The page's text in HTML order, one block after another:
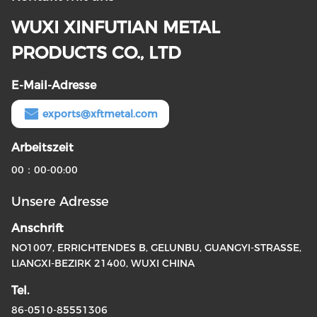
WUXI XINFUTIAN METAL
PRODUCTS CO., LTD
E-Mail-Adresse
exports@xftmetal.com
Arbeitszeit
00：00-00:00
Unsere Adresse
Anschrift
NO1007, ERRICHTENDES B, GELUNBU, GUANGYI-STRASSE,
LIANGXI-BEZIRK 21400, WUXI CHINA
Tel.
86-0510-85551306